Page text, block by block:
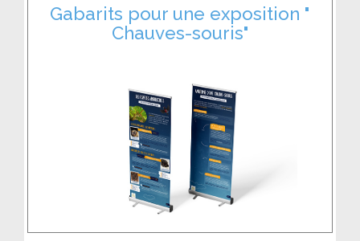
Gabarits pour une exposition "
Chauves-souris"